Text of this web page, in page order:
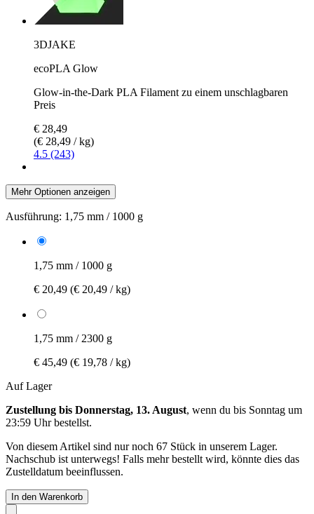
3DJAKE
ecoPLA Glow
Glow-in-the-Dark PLA Filament zu einem unschlagbaren
Preis
€ 28,49
(€ 28,49 / kg)
4.5 (243)
Mehr Optionen anzeigen
Ausführung: 1,75 mm / 1000 g
1,75 mm / 1000 g
€ 20,49 (€ 20,49 / kg)
1,75 mm / 2300 g
€ 45,49 (€ 19,78 / kg)
Auf Lager
Zustellung bis Donnerstag, 13. August, wenn du bis Sonntag um
23:59 Uhrbestellst.
Von diesem Artikel sind nur noch 67 Stück in unserem Lager.
Nachschub ist unterwegs! Falls mehr bestellt wird, könnte dies das
Zustelldatum beeinflussen.
In den Warenkorb